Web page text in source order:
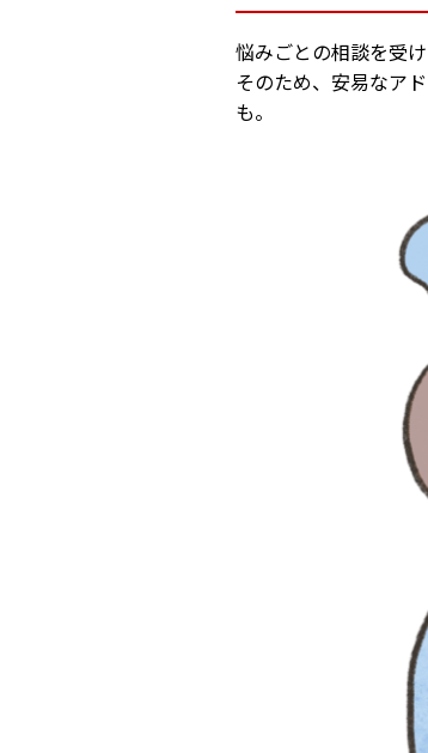
悩みごとの相談を受
そのため、安易なア
も。